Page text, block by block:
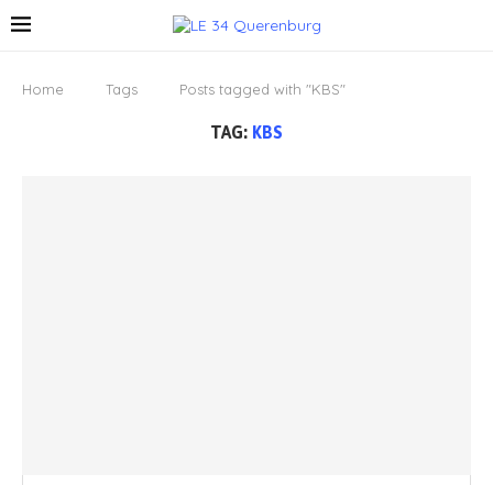
Home Tags Posts tagged with "KBS"
TAG: KBS